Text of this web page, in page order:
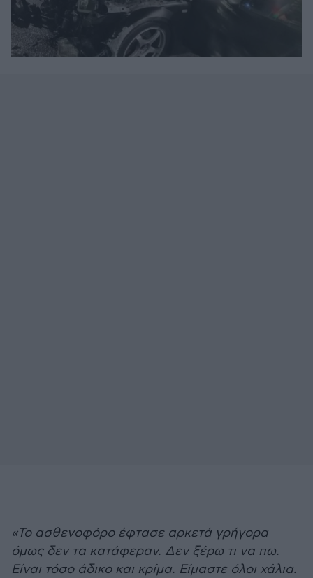
«Το ασθενοφόρο έφτασε αρκετά γρήγορα
όμως δεν τα κατάφεραν. Δεν ξέρω τι να πω.
Είναι τόσο άδικο και κρίμα. Είμαστε όλοι χάλια.